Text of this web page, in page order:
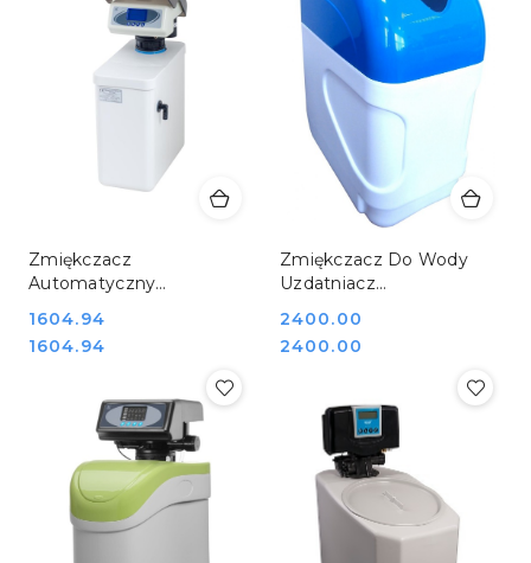
Zmiękczacz
Automatyczny
Gastronomiczny Stalgast
822998
Cena:
1604.94
Cena:
1604.94
Zmiękczacz Do Wody
Uzdatniacz
ELEGANT B65
Cena:
2400.00
Cena:
2400.00